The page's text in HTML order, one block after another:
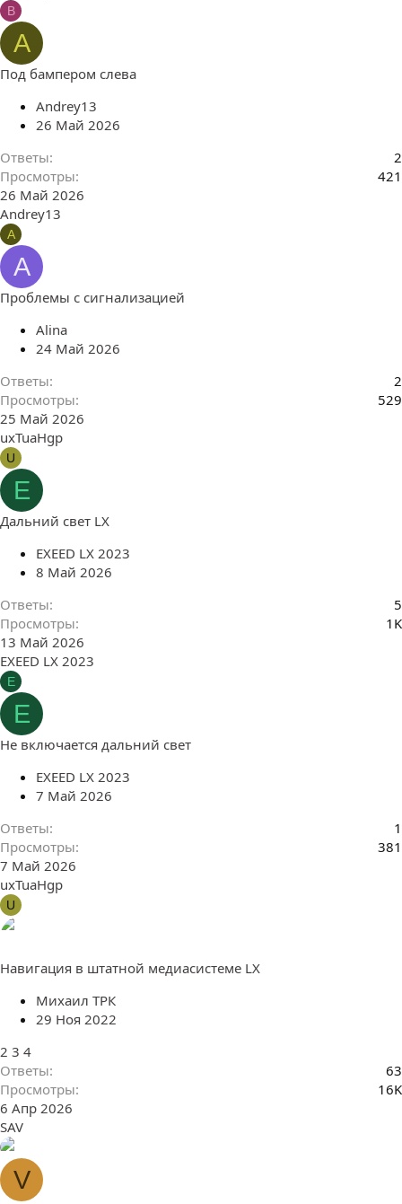
B
A
Под бампером слева
Andrey13
26 Май 2026
Ответы
2
Просмотры
421
26 Май 2026
Andrey13
A
A
Проблемы с сигнализацией
Alina
24 Май 2026
Ответы
2
Просмотры
529
25 Май 2026
uxTuaHgp
U
E
Дальний свет LX
EXEED LX 2023
8 Май 2026
Ответы
5
Просмотры
1K
13 Май 2026
EXEED LX 2023
E
E
Не включается дальний свет
EXEED LX 2023
7 Май 2026
Ответы
1
Просмотры
381
7 Май 2026
uxTuaHgp
U
Навигация в штатной медиасистеме LX
Михаил ТРК
29 Ноя 2022
2 3 4
Ответы
63
Просмотры
16K
6 Апр 2026
SAV
V